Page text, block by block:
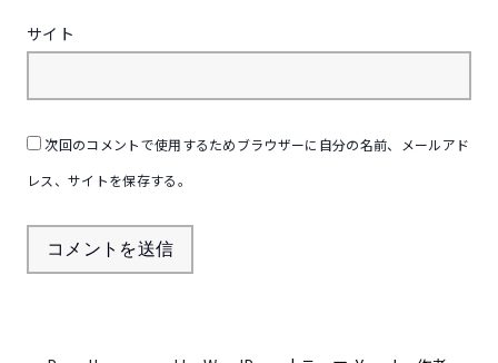
サイト
次回のコメントで使用するためブラウザーに自分の名前、メールアド
レス、サイトを保存する。